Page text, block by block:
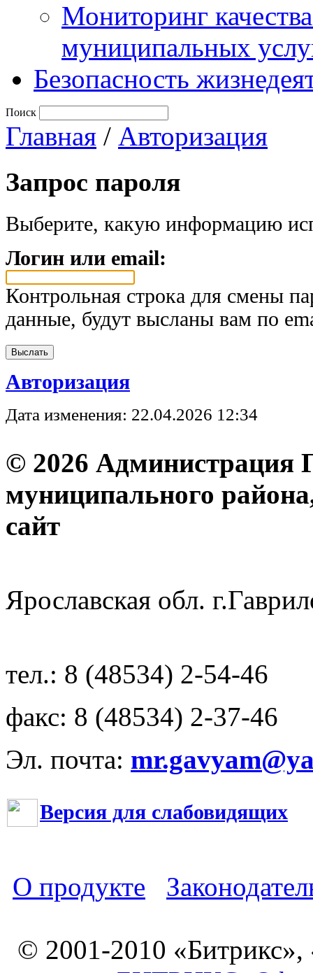
Мониторинг
муниципальных
Безопасность
Поиск
Главная / Авторизация
Запрос пароля
Выберите, какую информацию
Логин или email:
Контрольная строка для смены
данные, будут высланы вам по
Авторизация
Дата изменения: 22.04.2026 12:34
© 2026 Администрация
муниципального
Ярославская обл.
тел.: 8 (48534) 2-54-46
факс: 8 (48534) 2-37-46
Эл. почта:
Версия для слабовидящих
О продукте
© 2001-2010 «Битрикс»,